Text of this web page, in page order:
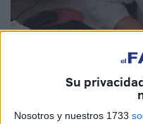
Su
Nosotros y nuestros 1733